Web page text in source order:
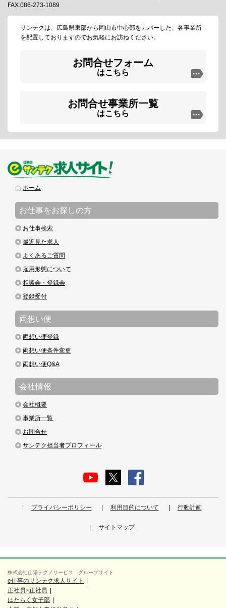
FAX.086-273-1089
サンテクは、広島県東部から岡山市中心部をカバーした、各事業所
を配置しておりますのでお気軽にお訪ねください。
お問合せフォーム
はこちら
お問合せ事業所一覧
はこちら
ホーム
お仕事をお探しの方
お仕事検索
最近見た求人
よくあるご質問
雇用形態について
相談会・登録会
登録受付
両想い便
両想い便登録
両想い便条件変更
両想い便Q&A
会社情報
会社概要
事業所一覧
お問合せ
サンテク担当者プロフィール
プライバシーポリシー 利用目的について 行動計画
サイトマップ
株式会社山陽テクノサービス グループサイト
e仕事のサンテク求人サイト
正社員×正社員
はたらく女子部